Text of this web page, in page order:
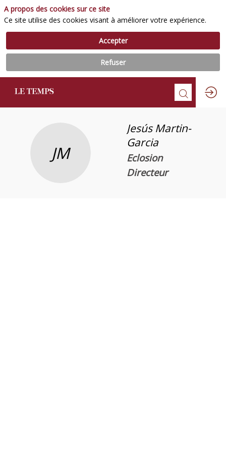
JM
Jesús Martin-
Garcia
Eclosion
Directeur
A propos des cookies sur ce site
Ce site utilise des cookies visant à améliorer votre expérience.
Accepter
Refuser